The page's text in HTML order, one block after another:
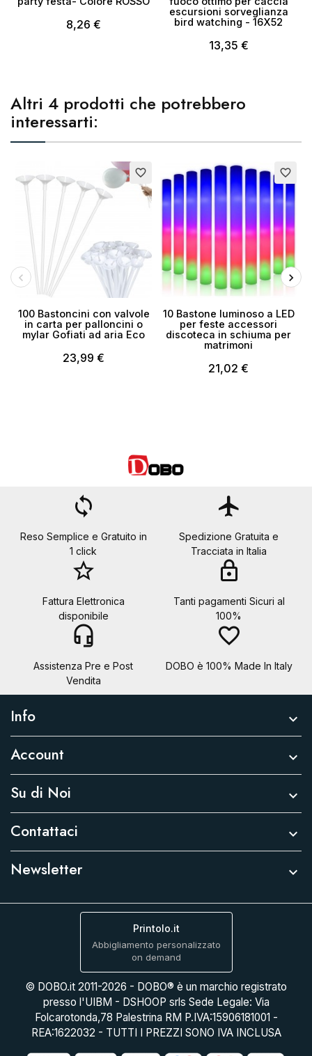
8,26 €
escursioni sorveglianza
bird watching - 16X52
13,35 €
Altri 4 prodotti che potrebbero
interessarti:
favorite_border
100 Bastoncini con valvole
in carta per palloncini o
mylar Gofiati ad aria Eco
23,99 €
favorite_border
10 Bastone luminoso a LED
per feste accessori
discoteca in schiuma per
matrimoni
21,02 €
loop
Reso Semplice e Gratuito in
1 click
flight
Spedizione Gratuita e
Tracciata in Italia
star_border
Fattura Elettronica
disponibile
lock
Tanti pagamenti Sicuri al
100%
headset_mic
Assistenza Pre e Post
Vendita
favorite_border
DOBO è 100% Made In Italy
Info 
Account 
Su di Noi 
Contattaci 
Newsletter 
Printolo.it
Abbigliamento personalizzato
on demand
© DOBO.it 2011-2026 - DOBO® è un marchio registrato
presso l'UIBM - DSHOOP srls Sede Legale: Via
Folcarotonda,78 Palestrina RM P.IVA:15906181001 -
REA:1622032 - TUTTI I PREZZI SONO IVA INCLUSA